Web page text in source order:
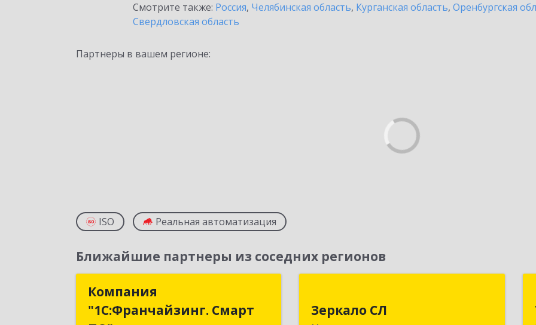
Смотрите также: Россия, Челябинская область, Курганская область, Оренбургская
Свердловская область
Партнеры в вашем регионе:
ISO Реальная автоматизация
Ближайшие партнеры из соседних регионов
Компания
"1С:Франчайзинг. Смарт
"1С:Франчайзинг. Смарт
Зеркало СЛ